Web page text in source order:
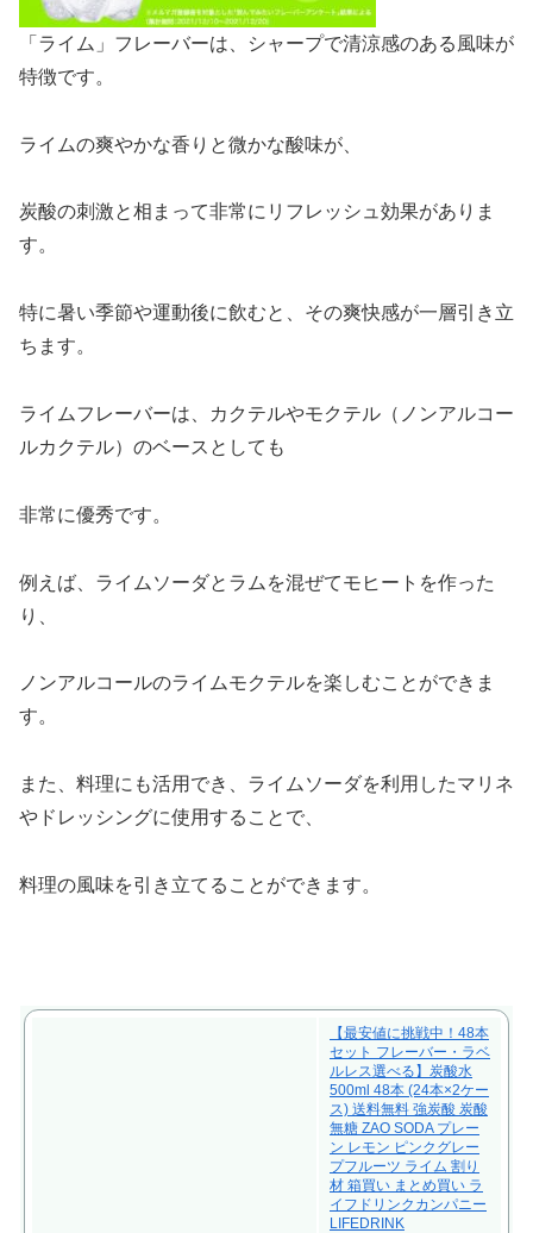
「ライム」フレーバーは、シャープで清涼感のある風味が
特徴です。
ライムの爽やかな香りと微かな酸味が、
炭酸の刺激と相まって非常にリフレッシュ効果がありま
す。
特に暑い季節や運動後に飲むと、その爽快感が一層引き立
ちます。
ライムフレーバーは、カクテルやモクテル（ノンアルコー
ルカクテル）のベースとしても
非常に優秀です。
例えば、ライムソーダとラムを混ぜてモヒートを作った
り、
ノンアルコールのライムモクテルを楽しむことができま
す。
また、料理にも活用でき、ライムソーダを利用したマリネ
やドレッシングに使用することで、
料理の風味を引き立てることができます。
【最安値に挑戦中！48本
セット フレーバー・ラベ
ルレス選べる】炭酸水
500ml 48本 (24本×2ケー
ス) 送料無料 強炭酸 炭酸
無糖 ZAO SODA プレー
ン レモン ピンクグレー
プフルーツ ライム 割り
材 箱買い まとめ買い ラ
イフドリンクカンパニー
LIFEDRINK